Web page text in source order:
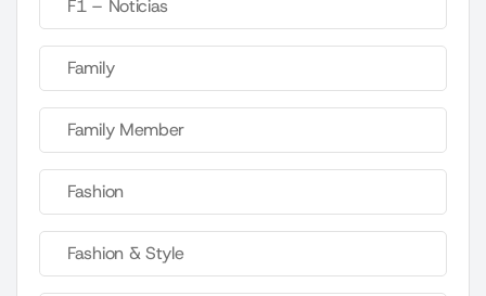
F1 – Noticias
Family
Family Member
Fashion
Fashion & Style